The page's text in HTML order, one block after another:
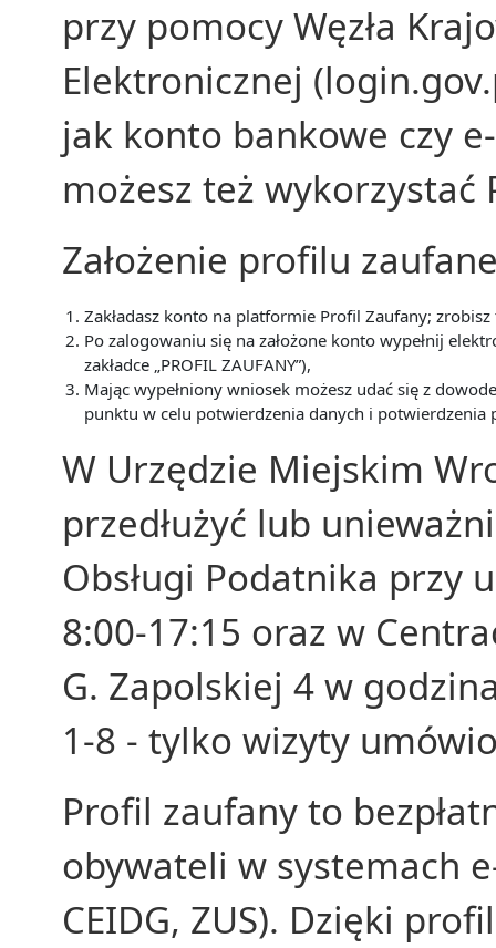
przy pomocy Węzła
Elektronicznej
jak konto bankowe czy
możesz też wykorzystać
Założenie profilu
Zakładasz konto na platformie Profil Zaufany;
Po zalogowaniu się na założone konto wypełnij
zakładce „PROFIL ZAUFANY”),
Mając wypełniony wniosek możesz udać się z
punktu w celu potwierdzenia danych i potwierdzenia
W Urzędzie Miejskim
przedłużyć lub
Obsługi Podatnika przy
8:00-17:15 oraz w
G. Zapolskiej 4 w
1-8 - tylko wizyty
Profil zaufany to
obywateli w systemach
CEIDG, ZUS). Dzięki